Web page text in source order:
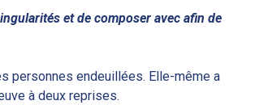
et de composer avec afin de
personnes endeuillées. Elle-même a
à deux reprises.